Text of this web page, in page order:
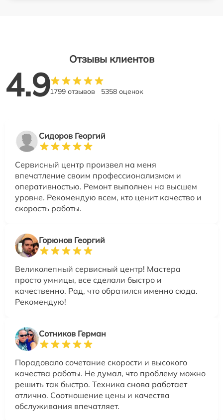
Отзывы клиентов
4.91799 отзывов 5358 оценок
Сидоров Георгий
Сервисный центр произвел на меня
впечатление своим профессионализмом и
оперативностью. Ремонт выполнен на высшем
уровне. Рекомендую всем, кто ценит качество и
скорость работы.
Горюнов Георгий
Великолепный сервисный центр! Мастера
просто умницы, все сделали быстро и
качественно. Рад, что обратился именно сюда.
Рекомендую!
Сотников Герман
Порадовало сочетание скорости и высокого
качества работы. Не думал, что проблему можно
решить так быстро. Техника снова работает
отлично. Соотношение цены и качества
обслуживания впечатляет.